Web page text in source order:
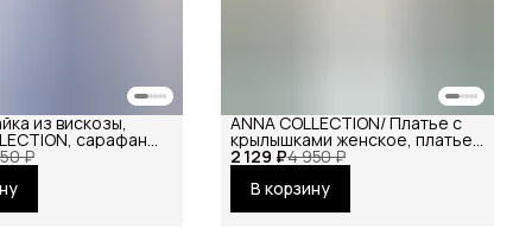
₽
из вискозы,
сарафан
бретелях,
повседневное
2 129 ₽4 950 ₽
ANNA COLLECTION/ Платье с
крылышками женское, платье
вечернее, нарядное,
праздник
В корзину